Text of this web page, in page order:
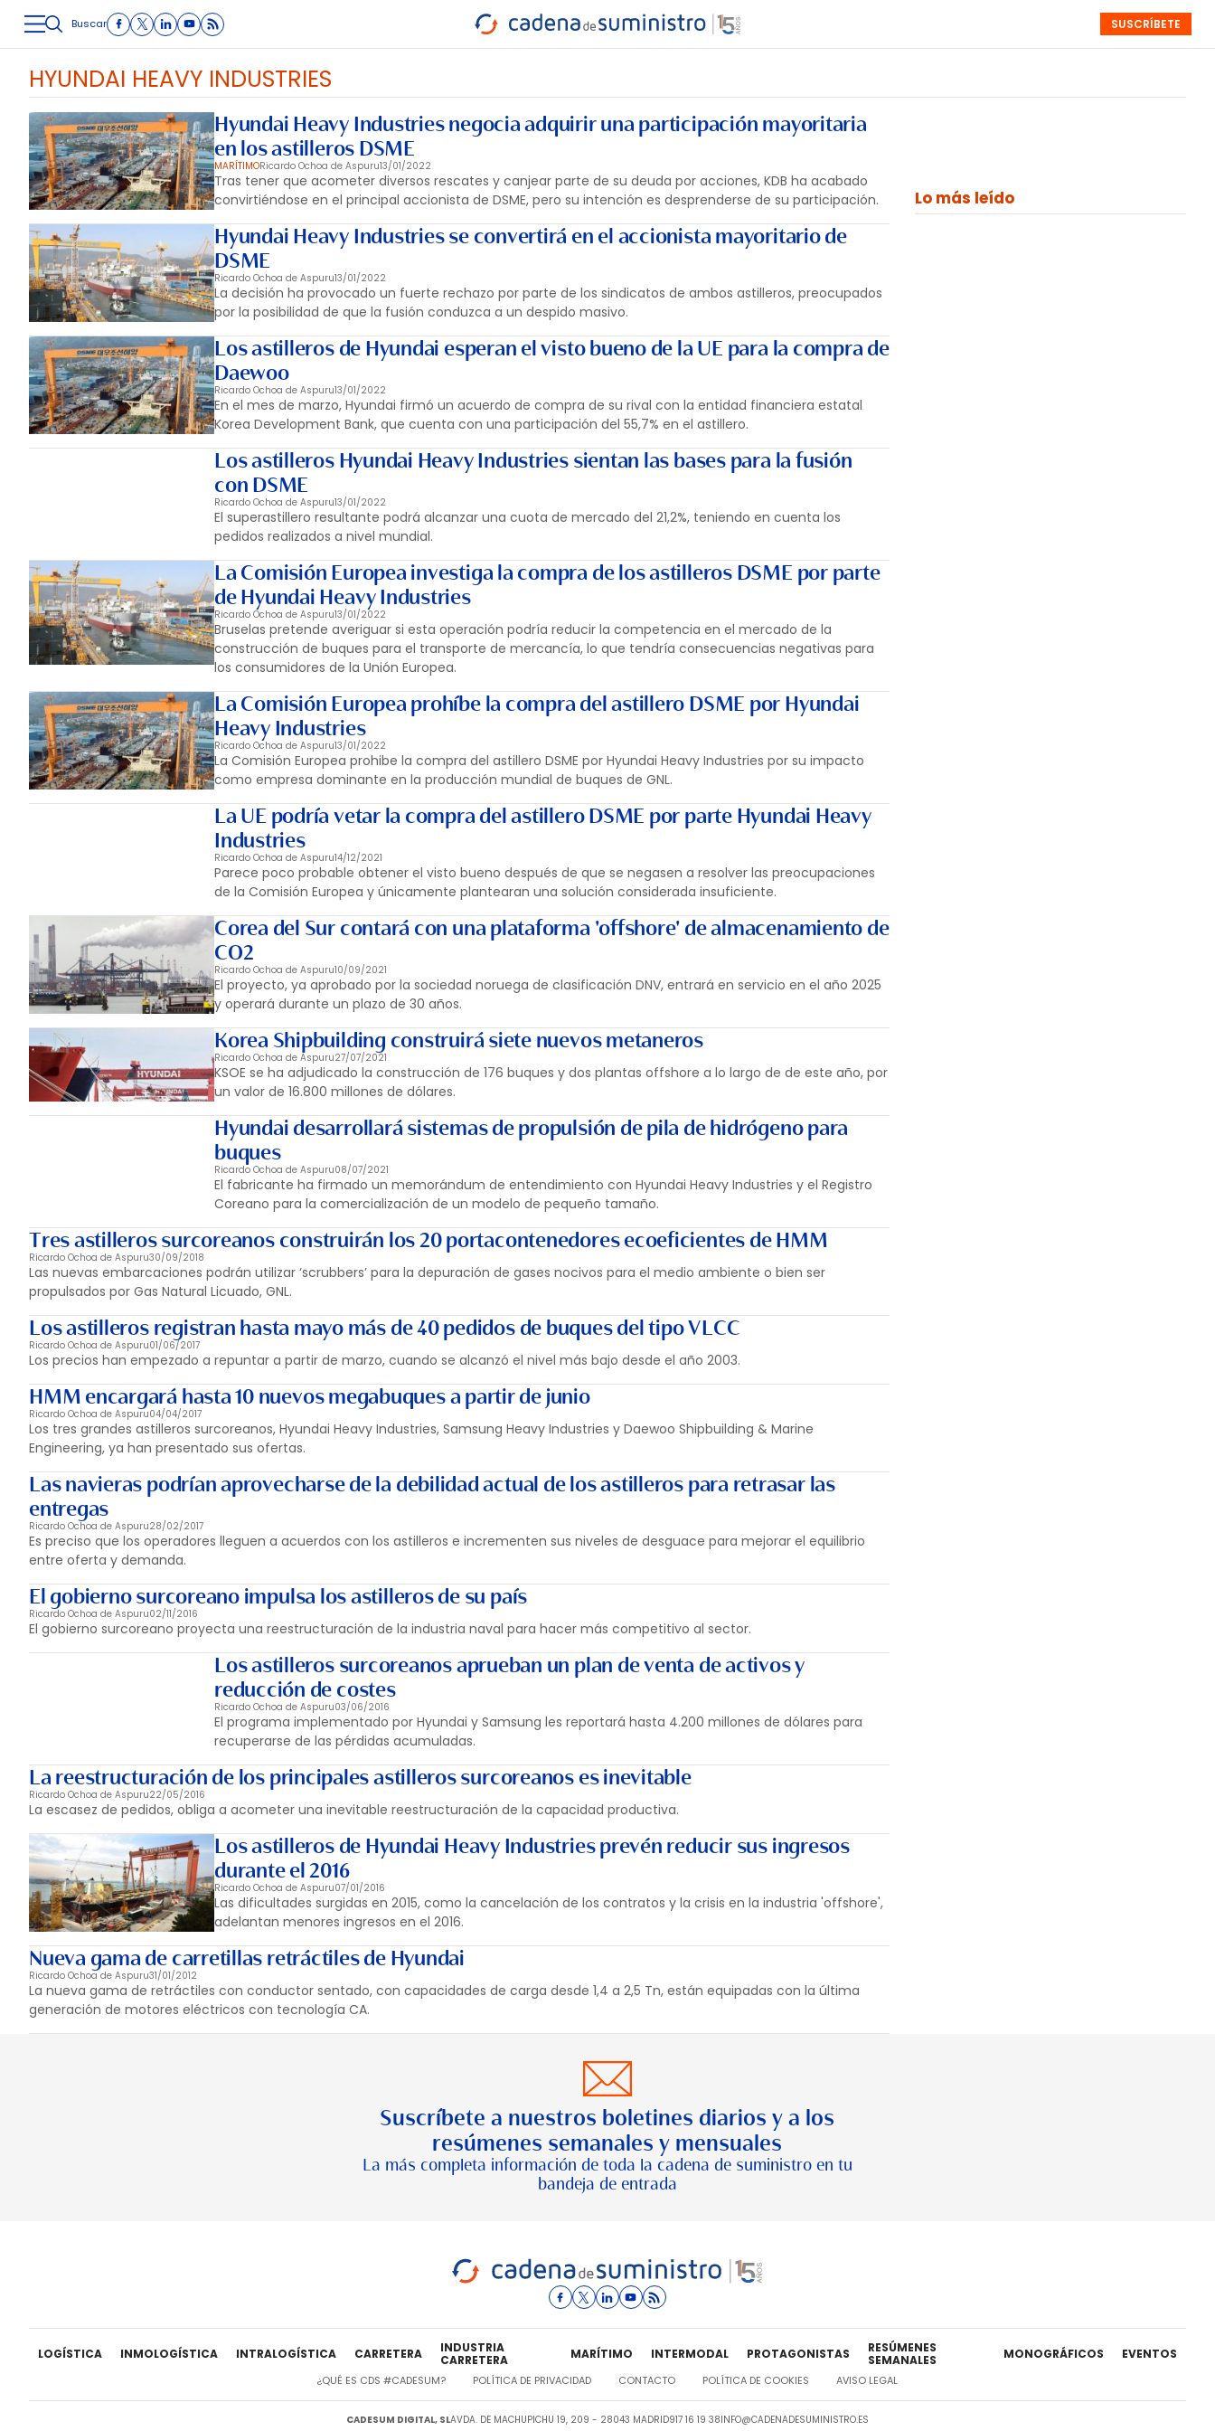
LOGÍSTICA INMOLOGÍSTICA INTRALOGÍSTICA CARRETERA
CARRETERA
MARÍTIMO INTERMODAL PROTAGONISTAS
SEMANALES
MONOGRÁFICOS EVENTOS
SUSCRÍBETE
Buscar
HYUNDAI HEAVY INDUSTRIES
Hyundai Heavy Industries negocia adquirir una participación mayoritaria
en los astilleros DSME
MARÍTIMORicardo Ochoa de Aspuru13/01/2022
Tras tener que acometer diversos rescates y canjear parte de su deuda por acciones, KDB ha acabado
convirtiéndose en el principal accionista de DSME, pero su intención es desprenderse de su participación.
Hyundai Heavy Industries se convertirá en el accionista mayoritario de
DSME
Ricardo Ochoa de Aspuru13/01/2022
La decisión ha provocado un fuerte rechazo por parte de los sindicatos de ambos astilleros, preocupados
por la posibilidad de que la fusión conduzca a un despido masivo.
Los astilleros de Hyundai esperan el visto bueno de la UE para la compra de
Daewoo
Ricardo Ochoa de Aspuru13/01/2022
En el mes de marzo, Hyundai firmó un acuerdo de compra de su rival con la entidad financiera estatal
Korea Development Bank, que cuenta con una participación del 55,7% en el astillero.
Los astilleros Hyundai Heavy Industries sientan las bases para la fusión
con DSME
Ricardo Ochoa de Aspuru13/01/2022
El superastillero resultante podrá alcanzar una cuota de mercado del 21,2%, teniendo en cuenta los
pedidos realizados a nivel mundial.
La Comisión Europea investiga la compra de los astilleros DSME por parte
de Hyundai Heavy Industries
Ricardo Ochoa de Aspuru13/01/2022
Bruselas pretende averiguar si esta operación podría reducir la competencia en el mercado de la
construcción de buques para el transporte de mercancía, lo que tendría consecuencias negativas para
los consumidores de la Unión Europea.
La Comisión Europea prohíbe la compra del astillero DSME por Hyundai
Heavy Industries
Ricardo Ochoa de Aspuru13/01/2022
La Comisión Europea prohibe la compra del astillero DSME por Hyundai Heavy Industries por su impacto
como empresa dominante en la producción mundial de buques de GNL.
La UE podría vetar la compra del astillero DSME por parte Hyundai Heavy
Industries
Ricardo Ochoa de Aspuru14/12/2021
Parece poco probable obtener el visto bueno después de que se negasen a resolver las preocupaciones
de la Comisión Europea y únicamente plantearan una solución considerada insuficiente.
Corea del Sur contará con una plataforma 'offshore' de almacenamiento de
CO2
Ricardo Ochoa de Aspuru10/09/2021
El proyecto, ya aprobado por la sociedad noruega de clasificación DNV, entrará en servicio en el año 2025
y operará durante un plazo de 30 años.
Korea Shipbuilding construirá siete nuevos metaneros
Ricardo Ochoa de Aspuru27/07/2021
KSOE se ha adjudicado la construcción de 176 buques y dos plantas offshore a lo largo de de este año, por
un valor de 16.800 millones de dólares.
Hyundai desarrollará sistemas de propulsión de pila de hidrógeno para
buques
Ricardo Ochoa de Aspuru08/07/2021
El fabricante ha firmado un memorándum de entendimiento con Hyundai Heavy Industries y el Registro
Coreano para la comercialización de un modelo de pequeño tamaño.
Tres astilleros surcoreanos construirán los 20 portacontenedores ecoeficientes de HMM
Ricardo Ochoa de Aspuru30/09/2018
Las nuevas embarcaciones podrán utilizar ‘scrubbers’ para la depuración de gases nocivos para el medio ambiente o bien ser
propulsados por Gas Natural Licuado, GNL.
Los astilleros registran hasta mayo más de 40 pedidos de buques del tipo VLCC
Ricardo Ochoa de Aspuru01/06/2017
Los precios han empezado a repuntar a partir de marzo, cuando se alcanzó el nivel más bajo desde el año 2003.
HMM encargará hasta 10 nuevos megabuques a partir de junio
Ricardo Ochoa de Aspuru04/04/2017
Los tres grandes astilleros surcoreanos, Hyundai Heavy Industries, Samsung Heavy Industries y Daewoo Shipbuilding & Marine
Engineering, ya han presentado sus ofertas.
Las navieras podrían aprovecharse de la debilidad actual de los astilleros para retrasar las
entregas
Ricardo Ochoa de Aspuru28/02/2017
Es preciso que los operadores lleguen a acuerdos con los astilleros e incrementen sus niveles de desguace para mejorar el equilibrio
entre oferta y demanda.
El gobierno surcoreano impulsa los astilleros de su país
Ricardo Ochoa de Aspuru02/11/2016
El gobierno surcoreano proyecta una reestructuración de la industria naval para hacer más competitivo al sector.
Los astilleros surcoreanos aprueban un plan de venta de activos y
reducción de costes
Ricardo Ochoa de Aspuru03/06/2016
El programa implementado por Hyundai y Samsung les reportará hasta 4.200 millones de dólares para
recuperarse de las pérdidas acumuladas.
La reestructuración de los principales astilleros surcoreanos es inevitable
Ricardo Ochoa de Aspuru22/05/2016
La escasez de pedidos, obliga a acometer una inevitable reestructuración de la capacidad productiva.
Los astilleros de Hyundai Heavy Industries prevén reducir sus ingresos
durante el 2016
Ricardo Ochoa de Aspuru07/01/2016
Las dificultades surgidas en 2015, como la cancelación de los contratos y la crisis en la industria 'offshore',
adelantan menores ingresos en el 2016.
Nueva gama de carretillas retráctiles de Hyundai
Ricardo Ochoa de Aspuru31/01/2012
La nueva gama de retráctiles con conductor sentado, con capacidades de carga desde 1,4 a 2,5 Tn, están equipadas con la última
generación de motores eléctricos con tecnología CA.
Lo más leído
Suscríbete a nuestros boletines diarios y a los
resúmenes semanales y mensuales
La más completa información de toda la cadena de suministro en tu
bandeja de entrada
LOGÍSTICA INMOLOGÍSTICA INTRALOGÍSTICA CARRETERA
INDUSTRIA
CARRETERA
MARÍTIMO INTERMODAL PROTAGONISTAS
RESÚMENES
SEMANALES
MONOGRÁFICOS EVENTOS
¿QUÉ ES CDS #CADESUM? POLÍTICA DE PRIVACIDAD CONTACTO POLÍTICA DE COOKIES AVISO LEGAL
CADESUM DIGITAL, SLAVDA. DE MACHUPICHU 19, 209 - 28043 MADRID917 16 19 38INFO@CADENADESUMINISTRO.ES